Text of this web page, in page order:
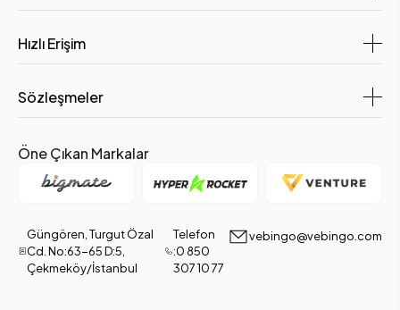
Hızlı Erişim
Sözleşmeler
Öne Çıkan Markalar
Güngören, Turgut Özal
Cd. No:63-65 D:5,
Çekmeköy/İstanbul
Telefon
:0 850
307 10 77
vebingo@vebingo.com